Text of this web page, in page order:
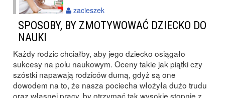
SPOSOBY, BY ZMOTYWOWAĆ DZIECKO DO
NAUKI
Każdy rodzic chciałby, aby jego dziecko osiągało
sukcesy na polu naukowym. Oceny takie jak piątki czy
szóstki napawają rodziców dumą, gdyż są one
dowodem na to, że nasza pociecha włożyła dużo trudu
oraz własnej pracy, by otrzymać tak wysokie stopnie z
zacieszek